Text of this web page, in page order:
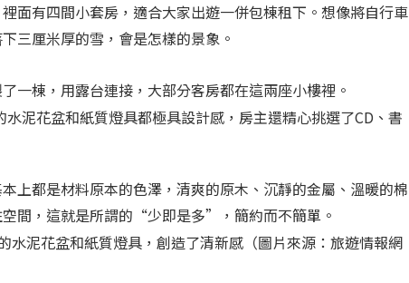
面有四間小套房，適合大家出遊一併包棟租下。想像將自行車
三厘米厚的雪，會是怎樣的景象。
一棟，用露台連接，大部分客房都在這兩座小樓裡。
泥花盆和紙質燈具都極具設計感，房主還精心挑選了CD、書
上都是材料原本的色澤，清爽的原木、沉靜的金屬、溫暖的棉
間，這就是所謂的“少即是多”，簡約而不簡單。
水泥花盆和紙質燈具，創造了清新感（圖片來源：旅遊情報網